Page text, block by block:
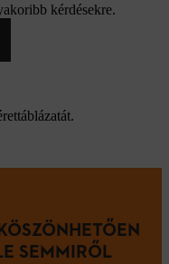
kérdésekre.
SEMMIRŐL